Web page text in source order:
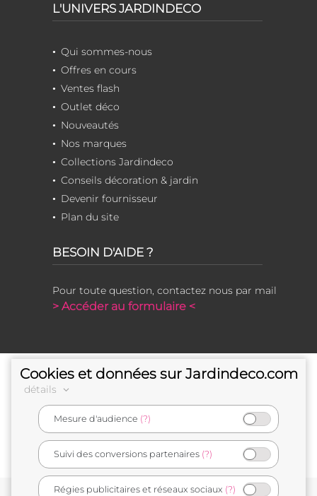
L'UNIVERS JARDINDECO
Qui sommes-nous
Offres en cours
Ventes flash
Outlet déco
Nouveautés
Nos marques
Collections Jardindeco
Conseils décoration & jardin
Devenir fournisseur
Plan du site
BESOIN D'AIDE ?
Pour toute question, contactez nous par mail
> Accéder au formulaire <
e-commerçant français
Cookies et données sur Jardindeco.com
détails
Mesure d'audience (?)
Suivi des conversions partenaires (?)
Régies publicitaires et réseaux sociaux (?)